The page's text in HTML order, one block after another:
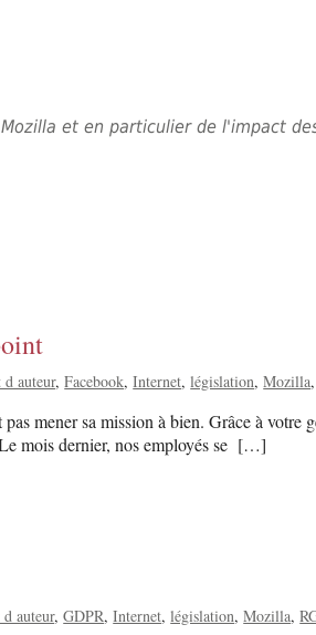
et en particulier de l'impact
auteur Facebook Internet législation Mozilla
mener sa mission à bien. Grâce à
Le mois dernier, nos employés se […]
auteur GDPR Internet législation Mozilla